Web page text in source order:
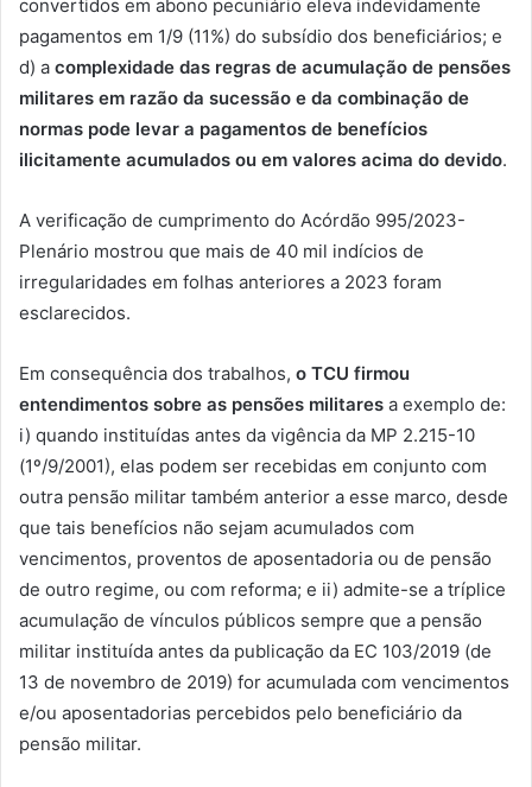
convertidos em abono pecuniário eleva indevidamente
pagamentos em 1/9 (11%) do subsídio dos beneficiários; e
d) a complexidade das regras de acumulação de pensões
militares em razão da sucessão e da combinação de
normas pode levar a pagamentos de benefícios
ilicitamente acumulados ou em valores acima do devido.
A verificação de cumprimento do Acórdão 995/2023-
Plenário mostrou que mais de 40 mil indícios de
irregularidades em folhas anteriores a 2023 foram
esclarecidos.
Em consequência dos trabalhos, o TCU firmou
entendimentos sobre as pensões militares a exemplo de:
i) quando instituídas antes da vigência da MP 2.215-10
(1º/9/2001), elas podem ser recebidas em conjunto com
outra pensão militar também anterior a esse marco, desde
que tais benefícios não sejam acumulados com
vencimentos, proventos de aposentadoria ou de pensão
de outro regime, ou com reforma; e ii) admite-se a tríplice
acumulação de vínculos públicos sempre que a pensão
militar instituída antes da publicação da EC 103/2019 (de
13 de novembro de 2019) for acumulada com vencimentos
e/ou aposentadorias percebidos pelo beneficiário da
pensão militar.